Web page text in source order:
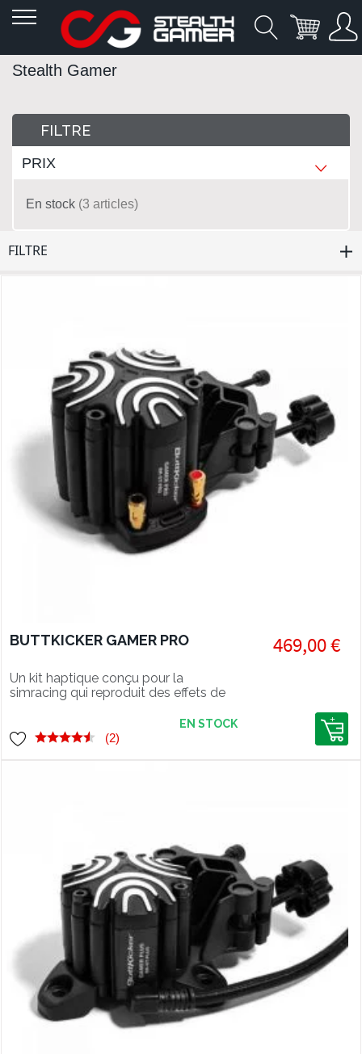
AllezStealth Gamer
FILTRE
BUTTKICKER GAMER PRO
Un kit haptique conçu pour la
simracing qui reproduit des effets de
469,00 €
(2)
EN STOCK
FILTRE
PRIX
En stock 3 articles